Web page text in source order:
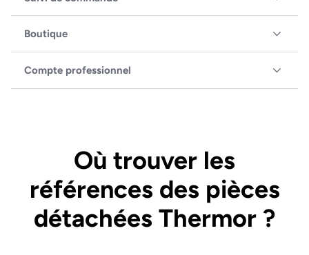
Boutique
Compte professionnel
Où trouver les
références des pièces
détachées Thermor ?